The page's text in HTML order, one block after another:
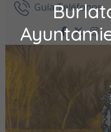
Ir al contenidoGuía Teléfonos